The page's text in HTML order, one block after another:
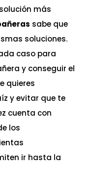
más
sabe que
soluciones.
caso para
y conseguir el
quieres
y evitar que te
cuenta con
los
ir hasta la